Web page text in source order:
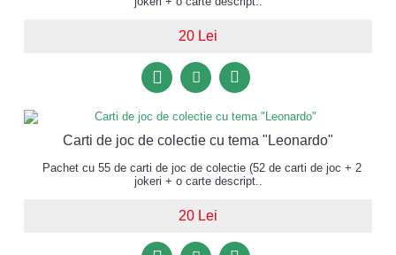
20 Lei
Carti de joc de colectie cu tema "Leonardo"
Pachet cu 55 de carti de joc de colectie (52 de carti de joc + 2
jokeri + o carte descript..
20 Lei